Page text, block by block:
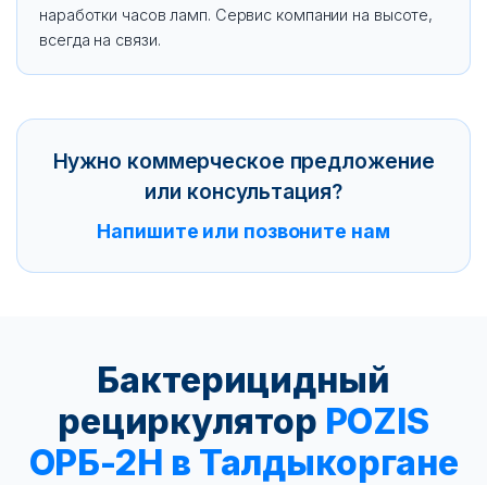
наработки часов ламп. Сервис компании на высоте,
всегда на связи.
Нужно коммерческое предложение
или консультация?
Напишите или позвоните нам
Бактерицидный
рециркулятор POZIS
ОРБ-2Н в Талдыкоргане